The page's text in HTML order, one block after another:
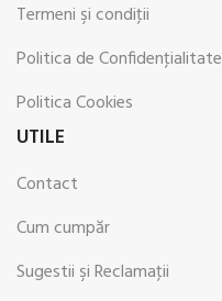
Termeni şi condiţii
Politica de Confidenţialitate
Politica Cookies
UTILE
Contact
Cum cumpăr
Sugestii şi Reclamaţii